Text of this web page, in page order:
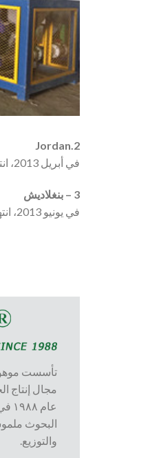
2.Jordan
في أبريل 2013، انتهى الفريق الفني موهو تركيب وتشغيل خليط الخرسانة يضاعف خط الانتاج للعميل الأردني، قدمت صيغة المنتج التي التقت السوق المحلية وقدمت تدريب الموظفين.
3 – بنغلاديش
في يونيو 2013، انتهى الفريق الفني موهو تركيب وتشغيل خليط الخرسانة يضاعف خط الانتاج للعميل البنغال، وقدمت صيغة المنتج التي التقت السوق المحلية وقدمت تدريب الموظفين.
تأسست
مجال إنتاج
البحوث
والتوزيع.